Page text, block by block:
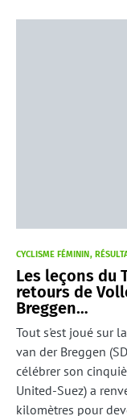
CYCLISME FÉMININ
Les leçons du
retours de
Breggen…
Tout s'est joué sur
van der Breggen
célébrer son
United-Suez) a
kilomètres pour